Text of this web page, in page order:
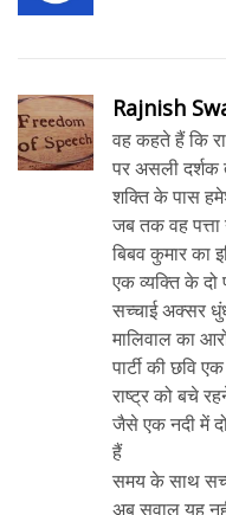
Rajnish
वह कहते हैं कि
पर असली दर्शक
शक्ति के पास
जब तक वह
बिबव कुमार
एक व्यक्ति के दो
सच्चाई अक्सर
मालिवाल का
पार्टी की छवि
राष्ट्र को बचे
जैसे एक नदी में
हैं
समय के साथ
अब सवाल यह